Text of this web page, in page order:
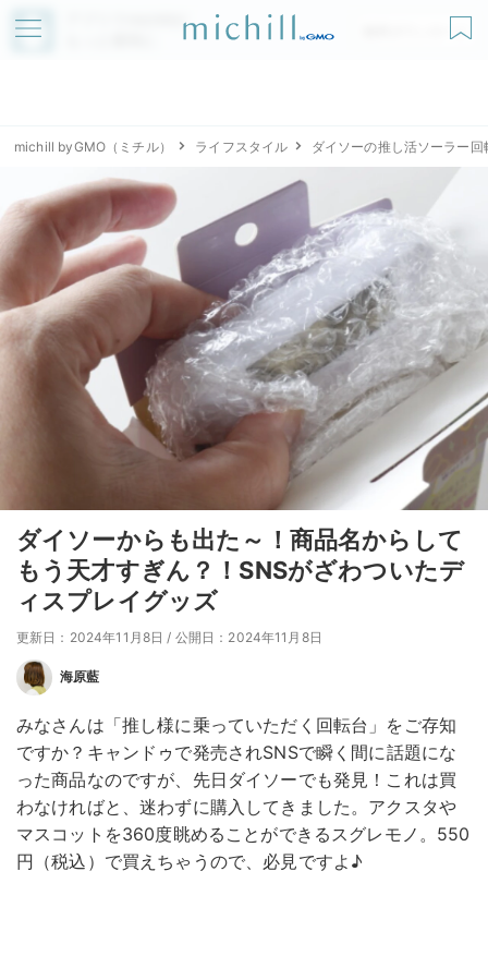
アプリでmichillが
無料ダウンロード
michill byGMO（ミチル） ライフスタイル ダイソーの推し活ソーラー回
ダイソーからも出た～！商品名からして
もう天才すぎん？！SNSがざわついたデ
ィスプレイグッズ
更新日：2024年11月8日 / 公開日：2024年11月8日
海原藍
みなさんは「推し様に乗っていただく回転台」をご存知
ですか？キャンドゥで発売されSNSで瞬く間に話題にな
った商品なのですが、先日ダイソーでも発見！これは買
わなければと、迷わずに購入してきました。アクスタや
マスコットを360度眺めることができるスグレモノ。550
円（税込）で買えちゃうので、必見ですよ♪